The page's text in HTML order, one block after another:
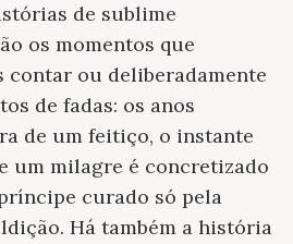
de sublime
os momentos que
contar ou deliberadamente
de fadas: os anos
de um feitiço, o instante
um milagre é concretizado
curado só pela
Há também a história